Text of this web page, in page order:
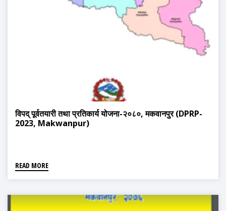
विपद् पूर्वतयारी तथा प्रतिकार्य योजना-२०८०, मकवानपुर (DPRP-
2023, Makwanpur)
READ MORE